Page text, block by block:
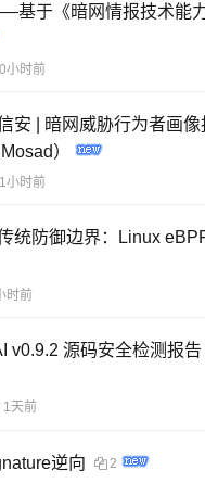
基于《暗网情报技术能
小时前
安 | 暗网威胁行为者画
）
小时前
统防御边界：Linux
时前
v0.9.2 源码安全检测报告
1天前
逆向
2